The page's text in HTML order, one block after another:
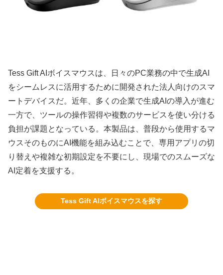
Tess Gift AIボイスマウスは、日々のPC業務の中で生成AI
をシームレスに活用するために開発された法人向けのスマ
ートデバイスだ。近年、多くの企業で生成AIの導入が進む
一方で、ツールの操作習得や複数のサービスを使い分ける
負担が課題となっている。本製品は、普段から使用するマ
ウスそのものにAI機能を組み込むことで、専用アプリの切
り替えや複雑な初期設定を不要にし、現場でのスムーズな
AI定着を支援する。
Tess Gift AIボイスマウスを探す